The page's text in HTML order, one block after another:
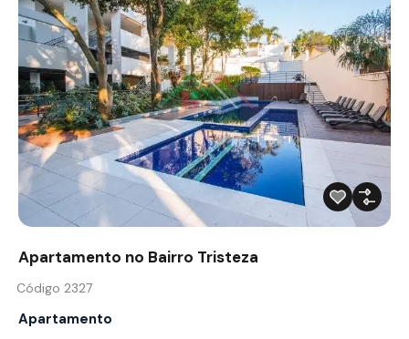
Apartamento no Bairro Tristeza
Código 2327
Apartamento